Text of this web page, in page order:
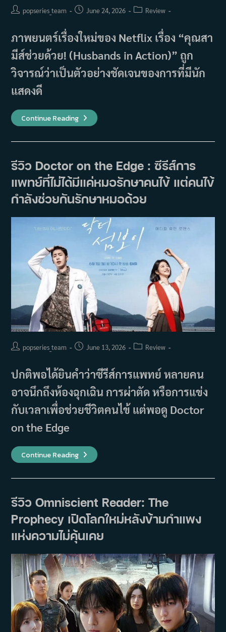
Postpopseries_team
PostJune 24, 2026
PostReview
ภาพยนตร์เรื่องใหม่ของ Netflix เรื่อง “คุณสา
มีส์ช่วยด้วย! (Husbands in Action)” ถูก
วิจารณ์ว่าเป็นตัวอย่างชัดเจนของการที่มีนัก
แสดงดี
Continue Readingรีวิว
คุณ
ช่วย
(Husbands
In
Action)
นัก
แสดง
ดี
แต่
ตลก
ยัง
ไป
รีวิว Doctor on the Edge : ซีรีส์การ
แพทย์ที่ไม่ได้มีแค่หมอรักษาคนไข้ แต่คนไข้
กำลังช่วยกันรักษาหมอด้วย
Postpopseries_team
PostJune 13, 2026
PostReview
ปกติพอได้ยินคำว่าซีรีส์การแพทย์ หลายคน
อาจนึกถึงห้องฉุกเฉิน การผ่าตัด หรือการแข่ง
กับเวลาเพื่อช่วยชีวิตคนไข้ แต่พอดู Doctor
on the Edge
Continue Readingรีวิว
Doctor
Edge
ซี
รีส์
การ
แพทย์
ที่
ไม่
ได้
แค่
หมอ
รักษา
คนไข้
แต่
คนไข้
กำลัง
ช่วย
กัน
รักษา
หมอ
รีวิว Omniscient Reader: The
Prophecy เปิดโลกใหม่หลังข้ามกำแพง
แห่งความไม่คุ้นเคย